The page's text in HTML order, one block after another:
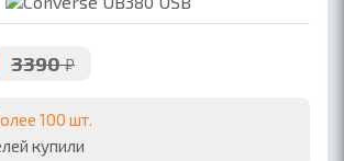
3390₽
100 шт.
купили